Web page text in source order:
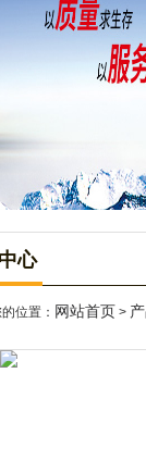
心
位置： 网站首页 >